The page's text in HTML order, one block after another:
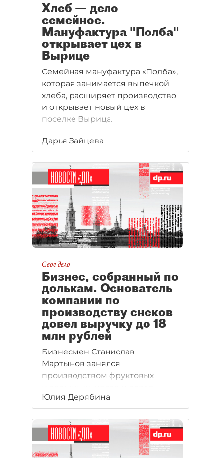
Хлеб — дело
семейное.
Мануфактура "Полба"
открывает цех в
Вырице
Семейная мануфактура «Полба»,
которая занимается выпечкой
хлеба, расширяет производство
и открывает новый цех в
поселке Вырица.
Дарья Зайцева
Свое дело
Бизнес, собранный по
долькам. Основатель
компании по
производству снеков
довел выручку до 18
млн рублей
Бизнесмен Станислав
Мартынов занялся
производством фруктовых
выручку до 18 млн рублей в год.
Юлия Дерябина